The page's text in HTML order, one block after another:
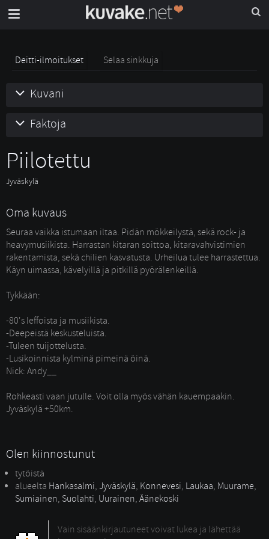
Deitti-ilmoitukset Selaa sinkkuja
Kuvani
Faktoja
Piilotettu
Jyväskylä
Oma kuvaus
Seuraa vaikka istumaan iltaa. Pidän mökkeilystä, sekä rock- ja
heavymusiikista. Harrastan kitaran soittoa, kitaravahvistimien
rakentamista, sekä chilien kasvatusta. Urheilua tulee harrastettua.
Käyn uimassa, kävelyillä ja pitkillä pyörälenkeillä.
Tykkään:
-80's leffoista ja musiikista.
-Deepeistä keskusteluista.
-Tuleen tuijottelusta.
-Lusikoinnista kylminä pimeinä öinä.
Nick: Andy__
Rohkeasti vaan jutulle. Voit olla myös vähän kauempaakin.
Jyväskylä +50km.
Olen kiinnostunut
tytöistä
alueelta Hankasalmi, Jyväskylä, Konnevesi, Laukaa, Muurame,
Sumiainen, Suolahti, Uurainen, Äänekoski
Vain sisäänkirjautuneet voivat lukea ja lähettää